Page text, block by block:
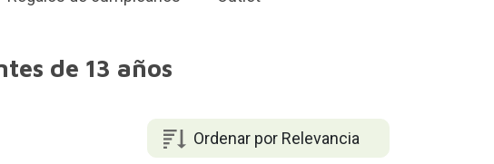
de 13 años
Ordenar por Relevancia